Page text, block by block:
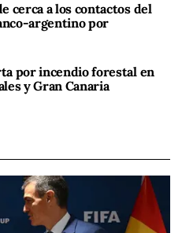
cerca a los contactos del
argentino por
por incendio forestal en
y Gran Canaria